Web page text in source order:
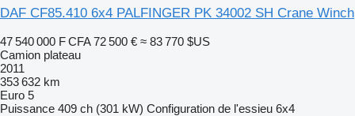
DAF CF85.410 6x4 PALFINGER PK 34002 SH Crane Winch
47 540 000 F CFA 72 500 € ≈ 83 770 $US
Camion plateau
2011
353 632 km
Euro 5
Puissance 409 ch (301 kW) Configuration de l'essieu 6x4